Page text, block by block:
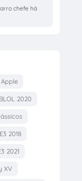
chefe há
Apple
2020
E3 2018
2021
XV